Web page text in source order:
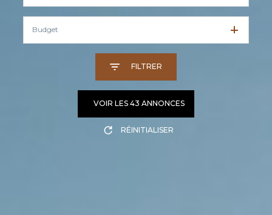
Budget
FILTRER
VOIR LES 43 ANNONCES
RÉINITIALISER